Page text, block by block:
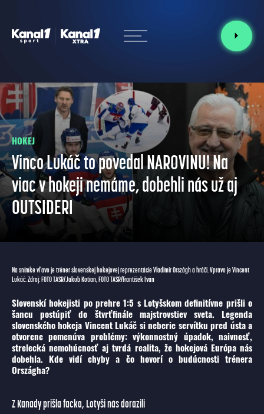
HOKEJ
Vinco Lukáč to povedal NAROVINU! Na
viac v hokeji nemáme, dobehli nás už aj
OUTSIDERI
Na snímke vľavo je tréner slovenskej hokejovej reprezentácie Vladimír Országh a hráči. Vpravo je Vincent
Lukáč. Zdroj: FOTO TASR/Jakub Kotian, FOTO TASR/František Iván
Slovenskí hokejisti po prehre 1:5 s Lotyšskom definitívne prišli o
šancu postúpiť do štvrťfinále majstrovstiev sveta. Legenda
slovenského hokeja Vincent Lukáč si neberie servítku pred ústa a
otvorene pomenúva problémy: výkonnostný úpadok, naivnosť,
strelecká nemohúcnosť aj tvrdá realita, že hokejová Európa nás
dobehla. Kde vidí chyby a čo hovorí o budúcnosti trénera
Országha?
Z Kanady prišla facka, Lotyši nás dorazili